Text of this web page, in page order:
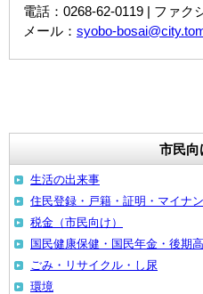
電話：0268-62-0119 | ファク
メール： syobo-
市民向
生活の出来事
住民登録・戸籍・証明・マイナ
税金（市民向け）
国民健康保健・国民年金・後期
ごみ・リサイクル・し尿
環境